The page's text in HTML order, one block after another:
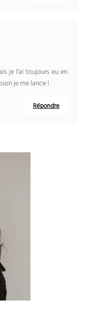
je l’ai toujours eu en
je me lance !
Répondre